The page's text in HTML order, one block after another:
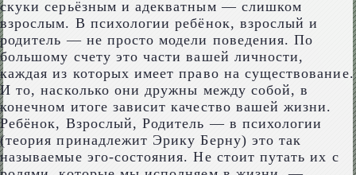
скуки серьёзным и адекватным — слишком
взрослым. В психологии ребёнок, взрослый и
родитель — не просто модели поведения. По
большому счету это части вашей личности,
каждая из которых имеет право на существование.
И то, насколько они дружны между собой, в
конечном итоге зависит качество вашей жизни.
Ребёнок, Взрослый, Родитель — в психологии
(теория принадлежит Эрику Берну) это так
называемые эго-состояния. Не стоит путать их с